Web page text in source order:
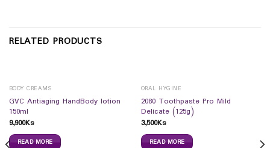
RELATED PRODUCTS
BODY CREAMS
GVC Antiaging HandBody lotion
150ml
9,900Ks
READ MORE
ORAL HYGINE
2080 Toothpaste Pro Mild
Delicate (125g)
3,500Ks
READ MORE